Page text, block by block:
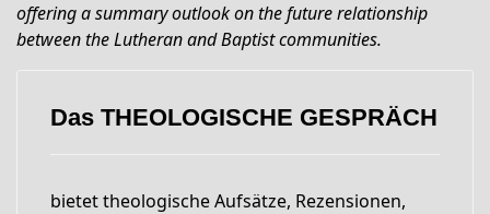
offering a summary outlook on the future relationship
between the Lutheran and Baptist communities.
Das THEOLOGISCHE GESPRÄCH
bietet theologische Aufsätze, Rezensionen,